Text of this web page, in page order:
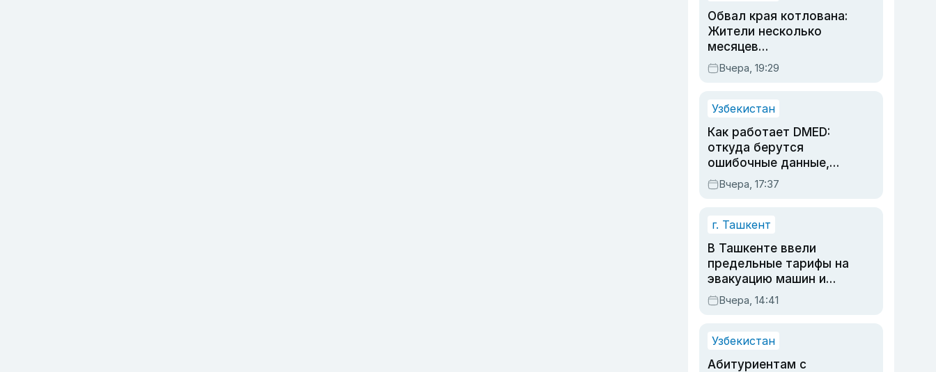
Обвал края котлована:
Жители несколько
месяцев
предупреждали об
опасности, но стройка
Вчера, 19:29
Узбекистан
Как работает DMED:
откуда берутся
ошибочные данные,
дубли аккаунтов и
очереди по онлайн-
Вчера, 17:37
г. Ташкент
В Ташкенте ввели
предельные тарифы на
эвакуацию машин и
штрафстоянки
Вчера, 14:41
Узбекистан
Абитуриентам с